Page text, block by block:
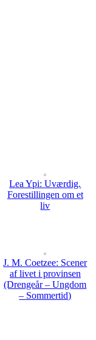
Lea Ypi: Uværdig.
Forestillingen om et
liv
J. M. Coetzee: Scener
af livet i provinsen
(Drengeår – Ungdom
– Sommertid)